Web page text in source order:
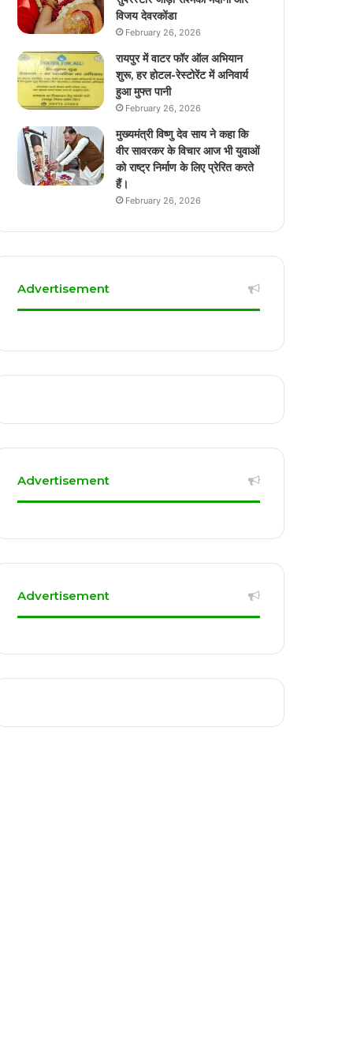
विजय देवरकोंडा
February 26, 2026
रायपुर में वाटर फॉर ऑल अभियान
शुरू, हर होटल-रेस्टोरेंट में अनिवार्य
हुआ मुफ्त पानी
February 26, 2026
मुख्यमंत्री विष्णु देव साय ने कहा कि
वीर सावरकर के विचार आज भी युवाओं
को राष्ट्र निर्माण के लिए प्रेरित करते
हैं।
February 26, 2026
Advertisement
Advertisement
Advertisement